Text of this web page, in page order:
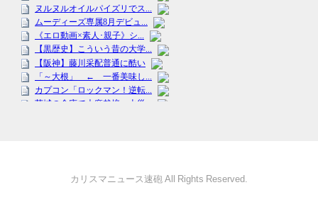
カリスマニュース速砲 All Rights Reserved.